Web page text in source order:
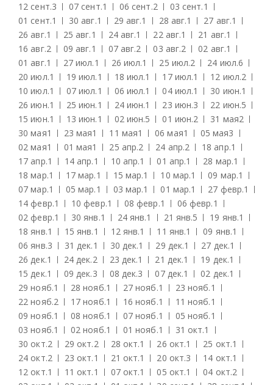
12 сент.3 07 сент.1 06 сент.2 03 сент.1
01 сент.1 30 авг.1 29 авг.1 28 авг.1 27 авг.1
26 авг.1 25 авг.1 24 авг.1 22 авг.1 21 авг.1
16 авг.2 09 авг.1 07 авг.2 03 авг.2 02 авг.1
01 авг.1 27 июл.1 26 июл.1 25 июл.2 24 июл.6
20 июл.1 19 июл.1 18 июл.1 17 июл.1 12 июл.2
10 июл.1 07 июл.1 06 июл.1 04 июл.1 30 июн.1
26 июн.1 25 июн.1 24 июн.1 23 июн.3 22 июн.5
15 июн.1 13 июн.1 02 июн.5 01 июн.2 31 мая2
30 мая1 23 мая1 11 мая1 06 мая1 05 мая3
02 мая1 01 мая1 25 апр.2 24 апр.2 18 апр.1
17 апр.1 14 апр.1 10 апр.1 01 апр.1 28 мар.1
18 мар.1 17 мар.1 15 мар.1 10 мар.1 09 мар.1
07 мар.1 05 мар.1 03 мар.1 01 мар.1 27 февр.1
14 февр.1 10 февр.1 08 февр.1 06 февр.1
02 февр.1 30 янв.1 24 янв.1 21 янв.5 19 янв.1
18 янв.1 15 янв.1 12 янв.1 11 янв.1 09 янв.1
06 янв.3 31 дек.1 30 дек.1 29 дек.1 27 дек.1
26 дек.1 24 дек.2 23 дек.1 21 дек.1 19 дек.1
15 дек.1 09 дек.3 08 дек.3 07 дек.1 02 дек.1
29 нояб.1 28 нояб.1 27 нояб.1 23 нояб.1
22 нояб.2 17 нояб.1 16 нояб.1 11 нояб.1
09 нояб.1 08 нояб.1 07 нояб.1 05 нояб.1
03 нояб.1 02 нояб.1 01 нояб.1 31 окт.1
30 окт.2 29 окт.2 28 окт.1 26 окт.1 25 окт.1
24 окт.2 23 окт.1 21 окт.1 20 окт.3 14 окт.1
12 окт.1 11 окт.1 07 окт.1 05 окт.1 04 окт.2